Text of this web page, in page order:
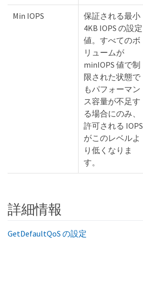
Min IOPS
保証される最小
4KB IOPS の設定
値。すべてのボ
リュームが
minIOPS 値で制
限された状態で
もパフォーマン
ス容量が不足す
る場合にのみ、
許可される IOPS
がこのレベルよ
り低くなりま
す。
詳細情報
GetDefaultQoS の設定